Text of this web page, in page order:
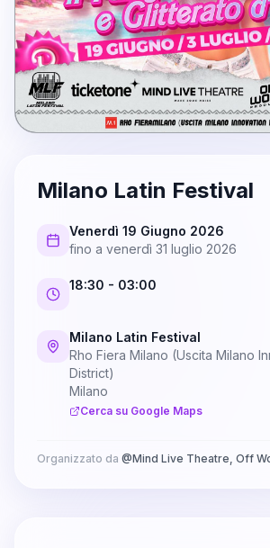
Milano Latin Festival
Venerdì 19 Giugno 2026
fino a venerdì 31 luglio 2026
18:30 - 03:00
Milano Latin Festival
Rho Fiera Milano (Uscita Milano
District)
Milano
Cerca su Google Maps
Organizzato da @Mind Live Theatre, Off